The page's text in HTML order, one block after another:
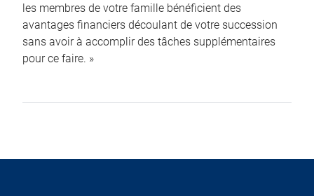
les membres de votre famille bénéficient des
avantages financiers découlant de votre succession
sans avoir à accomplir des tâches supplémentaires
pour ce faire. »